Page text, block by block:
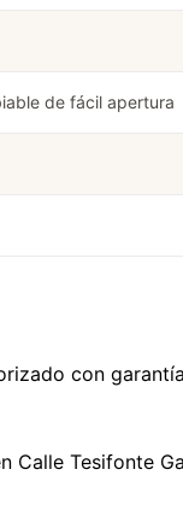
de fácil apertura
con
Calle Tesifonte